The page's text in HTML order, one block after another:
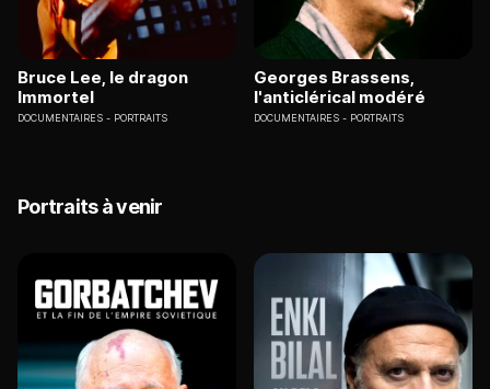
Bruce Lee, le dragon
Immortel
DOCUMENTAIRES PORTRAITS
Georges Brassens,
l'anticlérical modéré
DOCUMENTAIRES PORTRAITS
Portraits à venir